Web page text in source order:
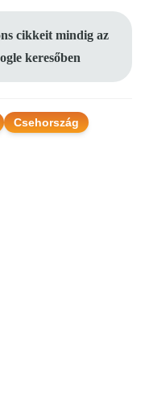
cikkeit mindig az
keresőben
Csehország